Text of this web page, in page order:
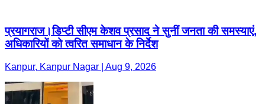
प्रयागराज।डिप्टी सीएम केशव प्रसाद ने सुनीं जनता की समस्याएं,
अधिकारियों को त्वरित समाधान के निर्देश
Kanpur, Kanpur Nagar | Aug 9, 2026